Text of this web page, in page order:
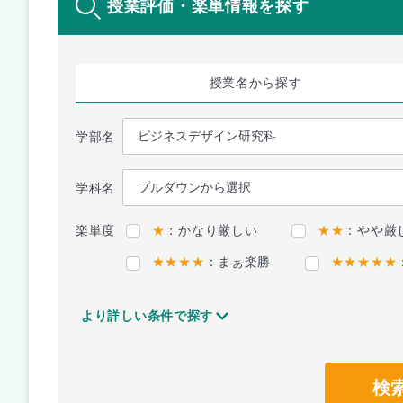
授業評価・楽単情報を探す
授業名から探す
学部名
学科名
楽単度 ★ ：かなり厳しい ★★ ：やや厳
★★★★ ：まぁ楽勝 ★★★★★
より詳しい条件で探す
検